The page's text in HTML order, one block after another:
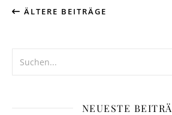
ÄLTERE BEITRÄGE
NEUESTE